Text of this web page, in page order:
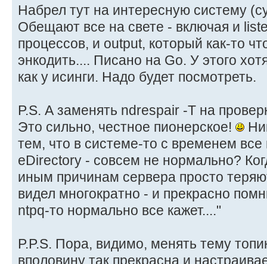
Набрел тут на интересную систему
Обещают все на свете - включая и
процессов, и output, который как-то
энкодить.... Писано на Go. У этого
как у исинги. Надо будет посмотреть.
P.S. А заменять ndrespair -T на
Это сильно, честное пионерское!
тем, что в системе-то с временем
eDirectory - совсем не нормально?
иным причинам сервера просто
видел многократно - и прекрасно
ntpq-то нормально все кажет...."
P.P.S. Пора, видимо, менять тему
вполовину так прекрасна и